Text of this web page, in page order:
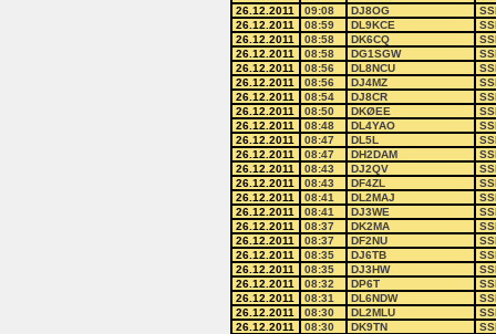
26.12.2011
09:08 DJ8OG
26.12.2011
08:59 DL9KCE
26.12.2011
08:58 DK6CQ
26.12.2011
08:58 DG1SGW
26.12.2011
08:56 DL8NCU
26.12.2011
08:56 DJ4MZ
26.12.2011
08:54 DJ8CR
26.12.2011
08:50 DKØEE
26.12.2011
08:48 DL4YAO
26.12.2011
08:47 DL5L
26.12.2011
08:47 DH2DAM
26.12.2011
08:43 DJ2QV
26.12.2011
08:43 DF4ZL
26.12.2011
08:41 DL2MAJ
26.12.2011
08:41 DJ3WE
26.12.2011
08:37 DK2MA
26.12.2011
08:37 DF2NU
26.12.2011
08:35 DJ6TB
26.12.2011
08:35 DJ3HW
26.12.2011
08:32 DP6T
26.12.2011
08:31 DL6NDW
26.12.2011
08:30 DL2MLU
26.12.2011
08:30 DK9TN